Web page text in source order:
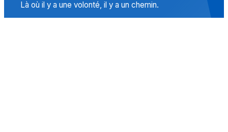
Là où il y a une volonté, il y a un chemin.